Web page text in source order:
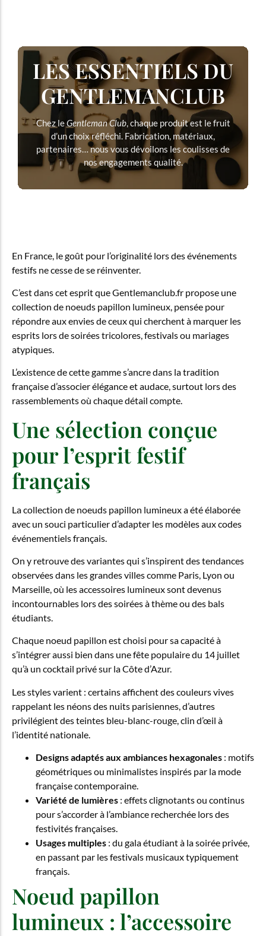
LES ESSENTIELS DU
GENTLEMANCLUB
Chez leGentleman Club, chaque produit est le fruit
d’un choix réfléchi. Fabrication, matériaux,
partenaires… nous vous dévoilons les coulisses de
nos engagements qualité.
En France, le goût pour l’originalité lors des événements
festifs ne cesse de se réinventer.
C’est dans cet esprit que Gentlemanclub.fr propose une
collection de noeuds papillon lumineux, pensée pour
répondre aux envies de ceux qui cherchent à marquer les
esprits lors de soirées tricolores, festivals ou mariages
atypiques.
L’existence de cette gamme s’ancre dans la tradition
française d’associer élégance et audace, surtout lors des
rassemblements où chaque détail compte.
Une sélection conçue
pour l’esprit festif
français
La collection de noeuds papillon lumineux a été élaborée
avec un souci particulier d’adapter les modèles aux codes
événementiels français.
On y retrouve des variantes qui s’inspirent des tendances
observées dans les grandes villes comme Paris, Lyon ou
Marseille, où les accessoires lumineux sont devenus
incontournables lors des soirées à thème ou des bals
étudiants.
Chaque noeud papillon est choisi pour sa capacité à
s’intégrer aussi bien dans une fête populaire du 14 juillet
qu’à un cocktail privé sur la Côte d’Azur.
Les styles varient : certains affichent des couleurs vives
rappelant les néons des nuits parisiennes, d’autres
privilégient des teintes bleu-blanc-rouge, clin d’œil à
l’identité nationale.
Designs adaptés aux ambiances hexagonales : motifs
géométriques ou minimalistes inspirés par la mode
française contemporaine.
Variété de lumières : effets clignotants ou continus
pour s’accorder à l’ambiance recherchée lors des
festivités françaises.
Usages multiples : du gala étudiant à la soirée privée,
en passant par les festivals musicaux typiquement
français.
Noeud papillon
lumineux : l’accessoire